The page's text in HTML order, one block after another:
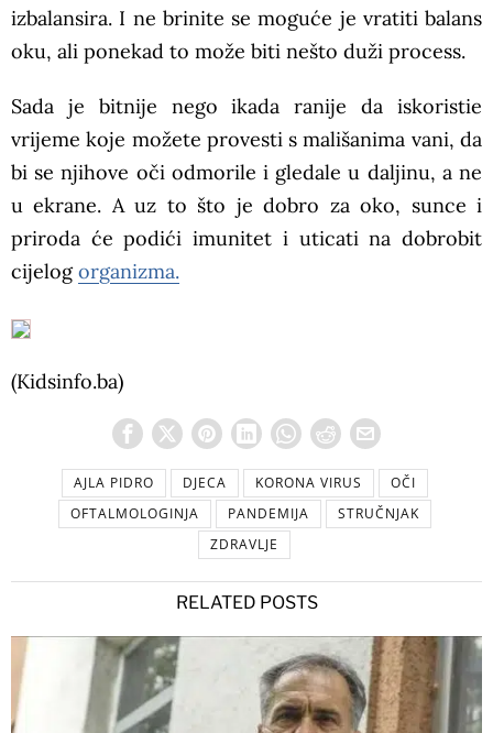
izbalansira. I ne brinite se moguće je vratiti balans
oku, ali ponekad to može biti nešto duži process.
Sada je bitnije nego ikada ranije da iskoristie
vrijeme koje možete provesti s mališanima vani, da
bi se njihove oči odmorile i gledale u daljinu, a ne
u ekrane. A uz to što je dobro za oko, sunce i
priroda će podići imunitet i uticati na dobrobit
cijelogorganizma.
(Kidsinfo.ba)
AJLA PIDRO DJECA KORONA VIRUS
OČI
OFTALMOLOGINJA
PANDEMIJA
STRUČNJAK
ZDRAVLJE
RELATED POSTS